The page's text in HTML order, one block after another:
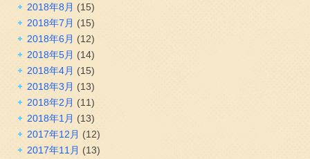
2018年8月 (15)
2018年7月 (15)
2018年6月 (12)
2018年5月 (14)
2018年4月 (15)
2018年3月 (13)
2018年2月 (11)
2018年1月 (13)
2017年12月 (12)
2017年11月 (13)